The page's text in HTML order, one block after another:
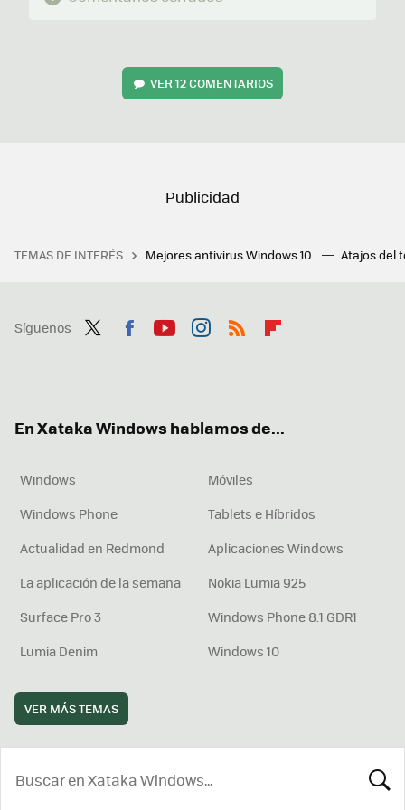
VER 12 COMENTARIOS
TEMAS DE INTERÉS Mejores antivirus Windows 10 Atajos del
Síguenos
En Xataka Windows hablamos de...
Windows
Móviles
Windows Phone
Tablets e Híbridos
Actualidad en Redmond
Aplicaciones Windows
La aplicación de la semana
Nokia Lumia 925
Surface Pro 3
Windows Phone 8.1 GDR1
Lumia Denim
Windows 10
VER MÁS TEMAS